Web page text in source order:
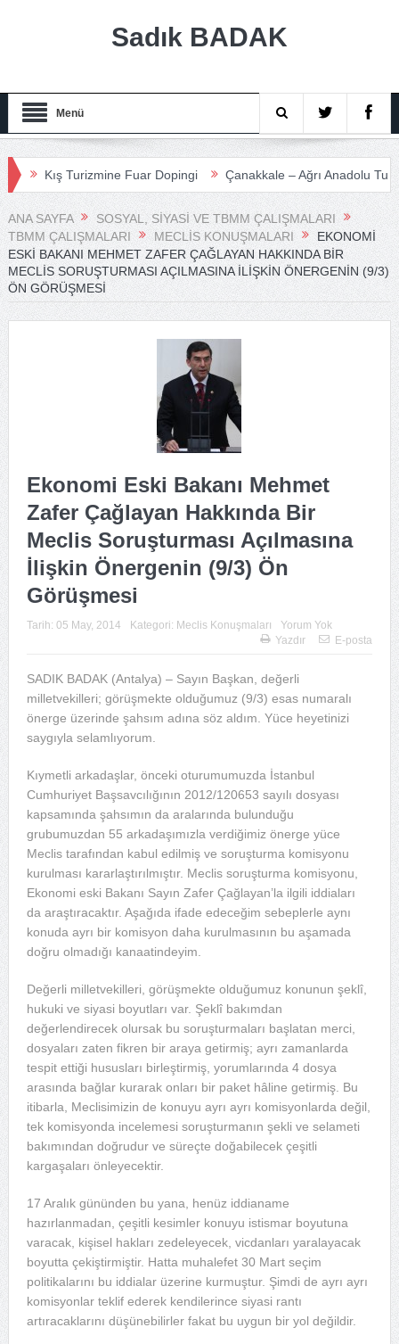
Sadık BADAK
Menü
Kış Turizmine Fuar Dopingi Çanakkale – Ağrı Anadolu Turizm
ANA SAYFA
SOSYAL, SIYASI VE TBMM ÇALIŞMALARI
TBMM ÇALIŞMALARI
MECLIS KONUŞMALARI
EKONOMI
ESKI BAKANI MEHMET ZAFER ÇAĞLAYAN HAKKINDA BIR
MECLIS SORUŞTURMASI AÇILMASINA İLIŞKIN ÖNERGENIN (9/3)
ÖN GÖRÜŞMESI
Ekonomi Eski Bakanı Mehmet
Zafer Çağlayan Hakkında Bir
Meclis Soruşturması Açılmasına
İlişkin Önergenin (9/3) Ön
Görüşmesi
Tarih: 05 May, 2014 Kategori: Meclis Konuşmaları
Yorum Yok
Yazdır
E-posta
SADIK BADAK (Antalya) – Sayın Başkan, değerli
milletvekilleri; görüşmekte olduğumuz (9/3) esas numaralı
önerge üzerinde şahsım adına söz aldım. Yüce heyetinizi
saygıyla selamlıyorum.
Kıymetli arkadaşlar, önceki oturumumuzda İstanbul
Cumhuriyet Başsavcılığının 2012/120653 sayılı dosyası
kapsamında şahsımın da aralarında bulunduğu
grubumuzdan 55 arkadaşımızla verdiğimiz önerge yüce
Meclis tarafından kabul edilmiş ve soruşturma komisyonu
kurulması kararlaştırılmıştır. Meclis soruşturma komisyonu,
Ekonomi eski Bakanı Sayın Zafer Çağlayan’la ilgili iddiaları
da araştıracaktır. Aşağıda ifade edeceğim sebeplerle aynı
konuda ayrı bir komisyon daha kurulmasının bu aşamada
doğru olmadığı kanaatindeyim.
Değerli milletvekilleri, görüşmekte olduğumuz konunun şeklî,
hukuki ve siyasi boyutları var. Şeklî bakımdan
değerlendirecek olursak bu soruşturmaları başlatan merci,
dosyaları zaten fikren bir araya getirmiş; ayrı zamanlarda
tespit ettiği hususları birleştirmiş, yorumlarında 4 dosya
arasında bağlar kurarak onları bir paket hâline getirmiş. Bu
itibarla, Meclisimizin de konuyu ayrı ayrı komisyonlarda değil,
tek komisyonda incelemesi soruşturmanın şekli ve selameti
bakımından doğrudur ve süreçte doğabilecek çeşitli
kargaşaları önleyecektir.
17 Aralık gününden bu yana, henüz iddianame
hazırlanmadan, çeşitli kesimler konuyu istismar boyutuna
varacak, kişisel hakları zedeleyecek, vicdanları yaralayacak
boyutta çekiştirmiştir. Hatta muhalefet 30 Mart seçim
politikalarını bu iddialar üzerine kurmuştur. Şimdi de ayrı ayrı
komisyonlar teklif ederek kendilerince siyasi rantı
artıracaklarını düşünebilirler fakat bu uygun bir yol değildir.